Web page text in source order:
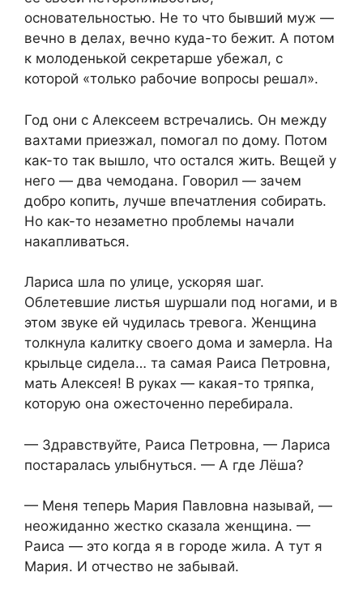
основательностью. Не то что бывший муж —
вечно в делах, вечно куда-то бежит. А потом
к молоденькой секретарше убежал, с
которой «только рабочие вопросы решал».
Год они с Алексеем встречались. Он между
вахтами приезжал, помогал по дому. Потом
как-то так вышло, что остался жить. Вещей у
него — два чемодана. Говорил — зачем
добро копить, лучше впечатления собирать.
Но как-то незаметно проблемы начали
накапливаться.
Лариса шла по улице, ускоряя шаг.
Облетевшие листья шуршали под ногами, и в
этом звуке ей чудилась тревога. Женщина
толкнула калитку своего дома и замерла. На
крыльце сидела… та самая Раиса Петровна,
мать Алексея! В руках — какая-то тряпка,
которую она ожесточенно перебирала.
— Здравствуйте, Раиса Петровна, — Лариса
постаралась улыбнуться. — А где Лёша?
— Меня теперь Мария Павловна называй, —
неожиданно жестко сказала женщина. —
Раиса — это когда я в городе жила. А тут я
Мария. И отчество не забывай.